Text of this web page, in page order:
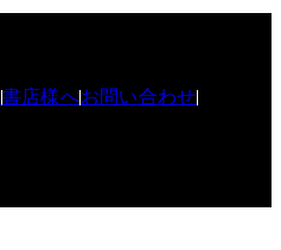
書店様へお問い合わせ